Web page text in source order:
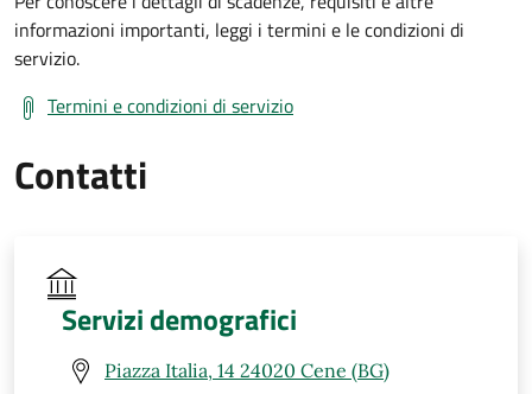
informazioni importanti, leggi i termini e le condizioni di
servizio.
Termini e condizioni di servizio
Contatti
Servizi demografici
Piazza Italia, 14 24020 Cene (BG)